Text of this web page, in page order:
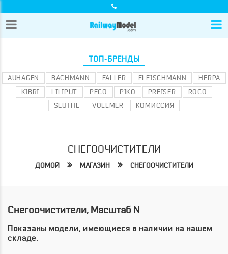
ТОП-БРЕНДЫ
AUHAGEN BACHMANN FALLER FLEISCHMANN
HERPA
KIBRI
LILIPUT PECO PIKO PREISER
ROCO
SEUTHE
VOLLMER КОМИССИЯ
СНЕГООЧИСТИТЕЛИ
ДОМОЙ МАГАЗИН СНЕГООЧИСТИТЕЛИ
Снегоочистители, Масштаб N
Показаны модели, имеющиеся в наличии на нашем
складе.